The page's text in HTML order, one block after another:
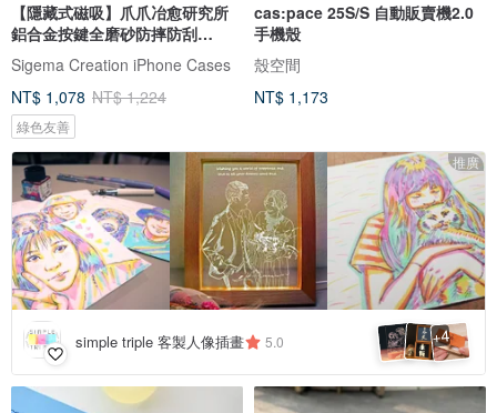
【隱藏式磁吸】爪爪冶愈研究所
鋁合金按鍵全磨砂防摔防刮
iPhone17
Sigema Creation iPhone Cases
NT$ 1,078 NT$ 1,224
綠色友善
cas:pace 25S/S 自動販賣機2.0
手機殼
殼空間
NT$ 1,173
推廣
simple triple 客製人像插畫 5.0 +4